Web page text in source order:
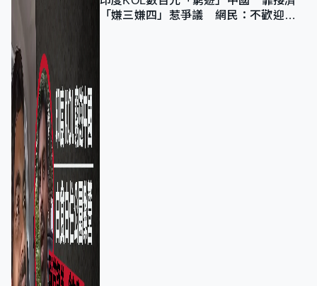
「嫌三嫌四」惹爭議 網民：不歡迎劣